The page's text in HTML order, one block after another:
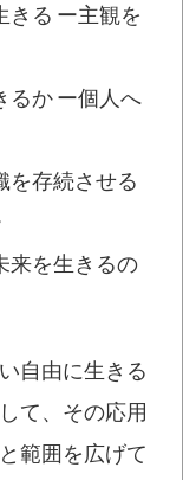
きる ー主観を
るか ー個人へ
を存続させる
来を生きるの
自由に生きる
て、その応用
範囲を広げて